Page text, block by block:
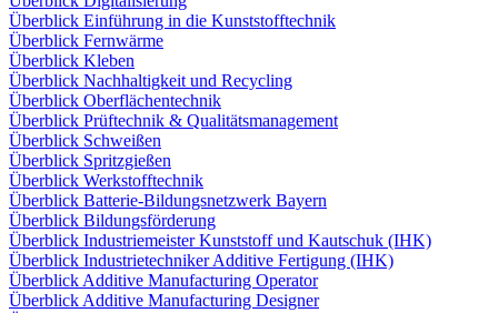
Überblick Einführung in die Kunststofftechnik
Überblick Fernwärme
Überblick Kleben
Überblick Nachhaltigkeit und Recycling
Überblick Oberflächentechnik
Überblick Prüftechnik & Qualitätsmanagement
Überblick Schweißen
Überblick Spritzgießen
Überblick Werkstofftechnik
Überblick Batterie-Bildungsnetzwerk Bayern
Überblick Bildungsförderung
Überblick Industriemeister Kunststoff und Kautschuk (IHK)
Überblick Industrietechniker Additive Fertigung (IHK)
Überblick Additive Manufacturing Operator
Überblick Additive Manufacturing Designer